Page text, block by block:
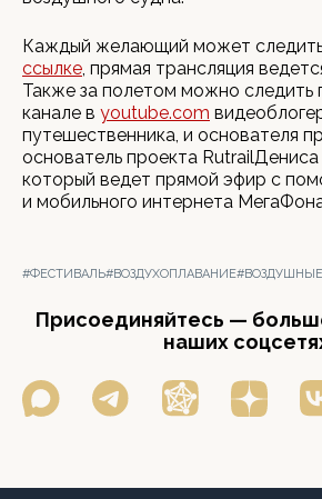
Каждый желающий может следить
ссылке, прямая трансляция
Также за полетом можно следить
канале в youtube.com
путешественника, и основателя
основатель проекта
который ведет прямой эфир с
и мобильного интернета
#ФЕСТИВАЛЬ#ВОЗДУХОПЛАВАНИЕ
Присоединяйтесь —
наших